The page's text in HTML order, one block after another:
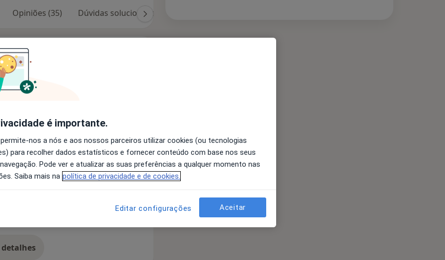
Opiniões (35) Dúvidas solucionadas (34)
em Psicologia clínica e pós
Formação em Psicoterapia
Clinica em Consultórios privados,
e comportamental e
terapia de casal,
Certificada pelo IEFP
de Género. Ministra cursos e
emocional.
Estresse +6a11y_sr_more_diseases
a experiência
é importante.
nos a nós e aos nossos parceiros utilizar cookies (ou tecnologias
para recolher dados estatísticos e fornecer conteúdo com base nos seus
Pode ver e atualizar as suas preferências a qualquer momento nas
Saiba mais na política de privacidade e de cookies.
Editar configurações Aceitar